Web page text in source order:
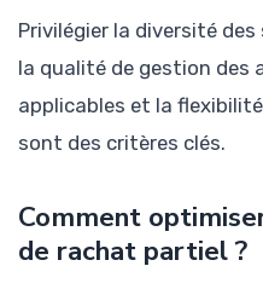
Privilégier la diversité
la qualité de gestion des
applicables et la
sont des critères clés.
Comment
de rachat partiel ?